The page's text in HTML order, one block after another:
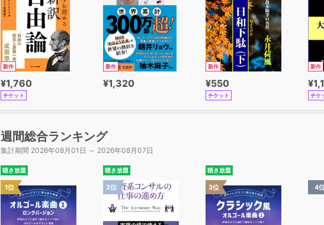
新作
¥1,760
チケット
新作
¥1,320
新作
¥550
チケット
新作
チケ
週間総合ランキング
集計期間 2026年08月01日 ～ 2026年08月07日
聴き放題
1位
聴き放題
2位
聴き放題
3位 4